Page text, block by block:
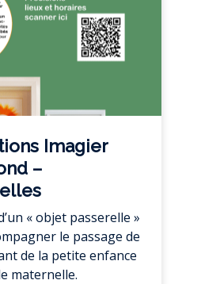
Imagier
–
« objet passerelle »
le passage de
de la petite enfance
maternelle.